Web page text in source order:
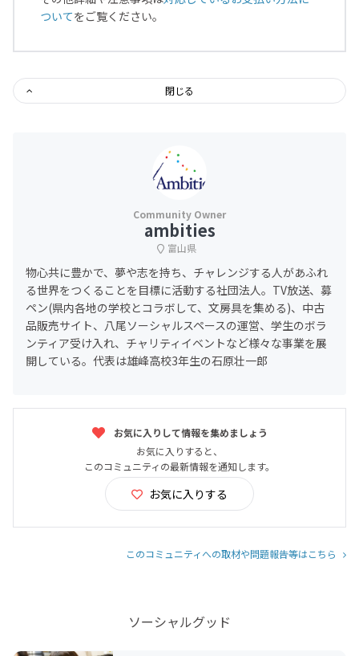
ついてをご覧ください。
閉じる
ambities
富山県
物心共に豊かで、夢や志を持ち、チャレンジする人があふれ
る世界をつくることを目標に活動する社団法人。TV放送、募
ペン(県内各地の学校とコラボして、文房具を集める)、中古
品販売サイト、八尾ソーシャルスペースの運営、学生のボラ
ンティア受け入れ、チャリティイベントなど様々な事業を展
開している。代表は雄峰高校3年生の石原壮一郎
お気に入りして情報を集めましょう
お気に入りすると、
このコミュニティの最新情報を通知します。
お気に入りする
このコミュニティへの取材や問題報告等はこちら
ソーシャルグッド